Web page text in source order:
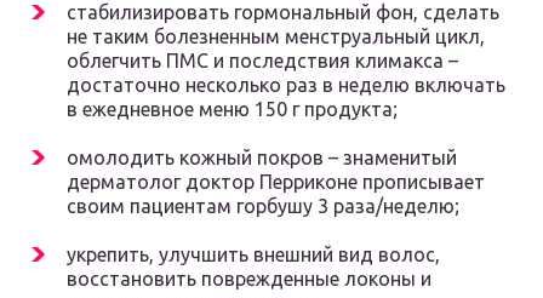
стабилизировать гормональный фон, сделать
не таким болезненным менструальный цикл,
облегчить ПМС и последствия климакса –
достаточно несколько раз в неделю включать
в ежедневное меню 150 г продукта;
омолодить кожный покров – знаменитый
дерматолог доктор Перриконе прописывает
своим пациентам горбушу 3 раза/неделю;
укрепить, улучшить внешний вид волос,
восстановить поврежденные локоны и